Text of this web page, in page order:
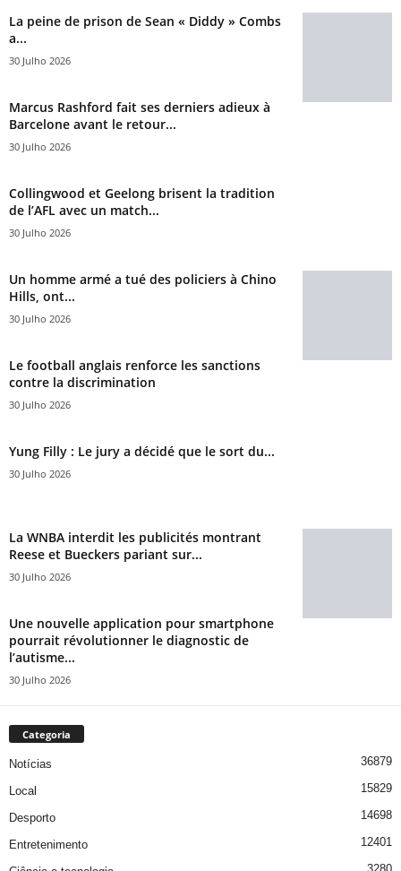
La peine de prison de Sean « Diddy » Combs
a...
30 Julho 2026
Marcus Rashford fait ses derniers adieux à
Barcelone avant le retour...
30 Julho 2026
Collingwood et Geelong brisent la tradition
de l’AFL avec un match...
30 Julho 2026
Un homme armé a tué des policiers à Chino
Hills, ont...
30 Julho 2026
Le football anglais renforce les sanctions
contre la discrimination
30 Julho 2026
Yung Filly : Le jury a décidé que le sort du...
30 Julho 2026
La WNBA interdit les publicités montrant
Reese et Bueckers pariant sur...
30 Julho 2026
Une nouvelle application pour smartphone
pourrait révolutionner le diagnostic de
l’autisme...
30 Julho 2026
Categoria
Notícias 36879
Local 15829
Desporto 14698
Entretenimento 12401